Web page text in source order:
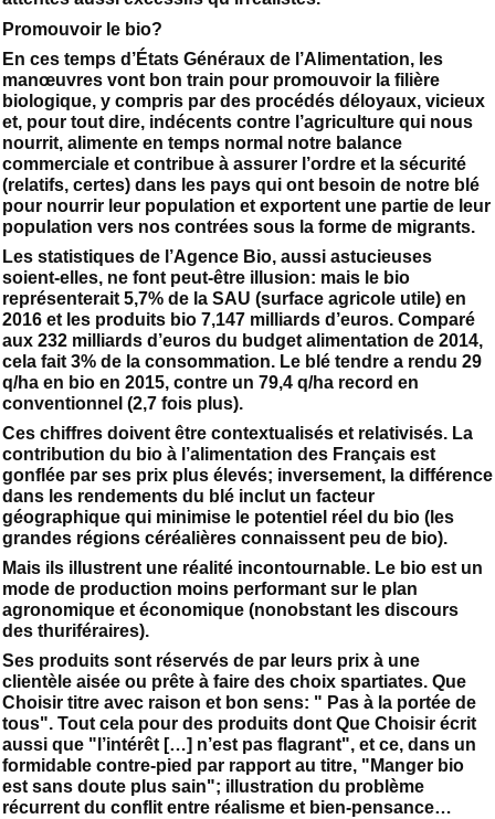
Promouvoir le bio?
En ces temps d’États Généraux de l’Alimentation, les
manœuvres vont bon train pour promouvoir la filière
biologique, y compris par des procédés déloyaux, vicieux
et, pour tout dire, indécents contre l’agriculture qui nous
nourrit, alimente en temps normal notre balance
commerciale et contribue à assurer l’ordre et la sécurité
(relatifs, certes) dans les pays qui ont besoin de notre blé
pour nourrir leur population et exportent une partie de leur
population vers nos contrées sous la forme de migrants.
Les statistiques de l’Agence Bio, aussi astucieuses
soient-elles, ne font peut-être illusion: mais le bio
représenterait 5,7% de la SAU (surface agricole utile) en
2016 et les produits bio 7,147 milliards d’euros. Comparé
aux 232 milliards d’euros du budget alimentation de 2014,
cela fait 3% de la consommation. Le blé tendre a rendu 29
q/ha en bio en 2015, contre un 79,4 q/ha record en
conventionnel (2,7 fois plus).
Ces chiffres doivent être contextualisés et relativisés. La
contribution du bio à l’alimentation des Français est
gonflée par ses prix plus élevés; inversement, la différence
dans les rendements du blé inclut un facteur
géographique qui minimise le potentiel réel du bio (les
grandes régions céréalières connaissent peu de bio).
Mais ils illustrent une réalité incontournable. Le bio est un
mode de production moins performant sur le plan
agronomique et économique (nonobstant les discours
des thuriféraires).
Ses produits sont réservés de par leurs prix à une
clientèle aisée ou prête à faire des choix spartiates. Que
Choisir titre avec raison et bon sens: " Pas à la portée de
tous". Tout cela pour des produits dont Que Choisir écrit
aussi que "l’intérêt […] n’est pas flagrant", et ce, dans un
formidable contre-pied par rapport au titre, "Manger bio
est sans doute plus sain"; illustration du problème
récurrent du conflit entre réalisme et bien-pensance…